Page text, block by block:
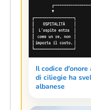
Il codice d'onore
di ciliegie ha
albanese